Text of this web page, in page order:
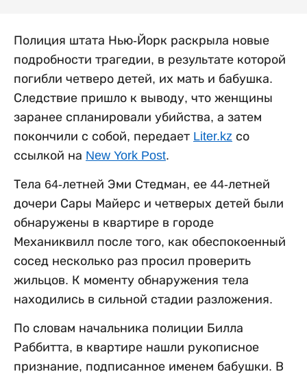
Полиция штата Нью-Йорк раскрыла новые
подробности трагедии, в результате которой
погибли четверо детей, их мать и бабушка.
Следствие пришло к выводу, что женщины
заранее спланировали убийства, а затем
покончили с собой, передает Liter.kz со
ссылкой на New York Post.
Тела 64-летней Эми Стедман, ее 44-летней
дочери Сары Майерс и четверых детей были
обнаружены в квартире в городе
Механиквилл после того, как обеспокоенный
сосед несколько раз просил проверить
жильцов. К моменту обнаружения тела
находились в сильной стадии разложения.
По словам начальника полиции Билла
Раббитта, в квартире нашли рукописное
признание, подписанное именем бабушки. В